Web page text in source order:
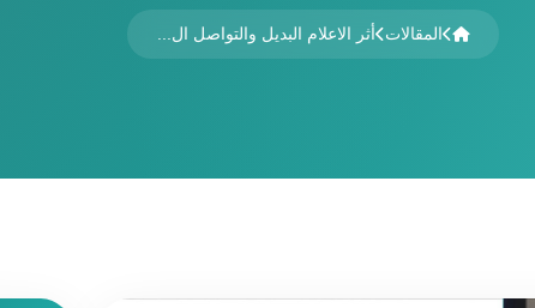
المقالات أثر الاعلام البديل والتواصل ال...